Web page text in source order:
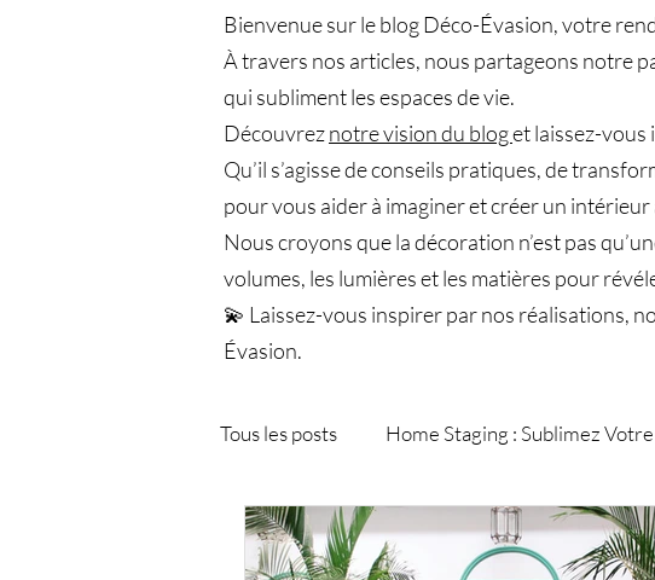
Bienvenue sur le blog Déco-Évasion, votre
À travers nos articles, nous partageons notre
qui subliment les espaces de vie.
Découvreznotre vision du bloget laissez-vous
Qu’il s’agisse de conseils pratiques, de
pour vous aider à imaginer et créer un intérieur
Nous croyons que la décoration n’est pas
volumes, les lumières et les matières pour
💫 Laissez-vous inspirer par nos réalisations,
Évasion.
Tous les posts Home Staging : Sublimez
Modélisation et visualisation 3D